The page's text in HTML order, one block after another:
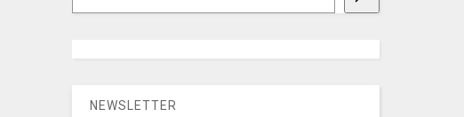
NEWSLETTER